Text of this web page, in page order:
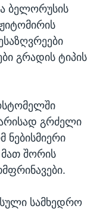
ბელორუსის
გრადის ტიპის
გრძელი
ნებისმიერი
შორის
სამხედრო